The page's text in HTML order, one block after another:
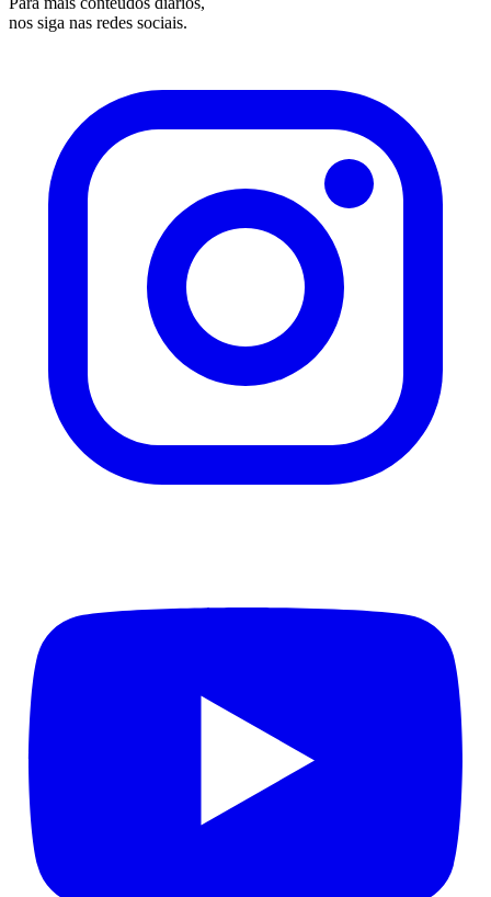
nos siga nas redes sociais.